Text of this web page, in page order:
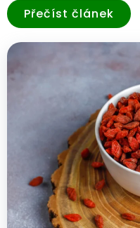
Přečíst článek